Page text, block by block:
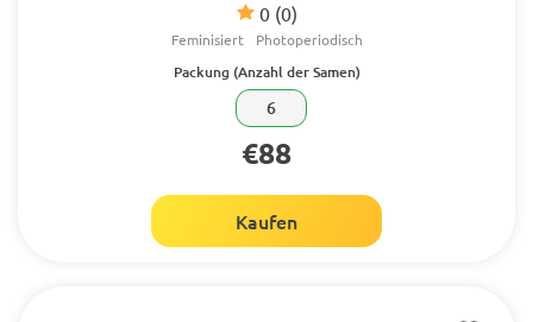
0 (0)
Feminisiert Photoperiodisch
Packung (Anzahl der Samen)
6
€88
Kaufen